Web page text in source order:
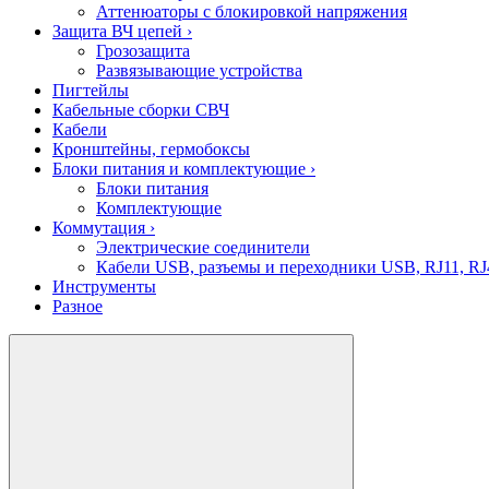
Аттенюаторы с блокировкой напряжения
Защита ВЧ цепей ›
Грозозащита
Развязывающие устройства
Пигтейлы
Кабельные сборки СВЧ
Кабели
Кронштейны, гермобоксы
Блоки питания и комплектующие ›
Блоки питания
Комплектующие
Коммутация ›
Электрические соединители
Кабели USB, разъемы и переходники USB, RJ11,
Инструменты
Разное